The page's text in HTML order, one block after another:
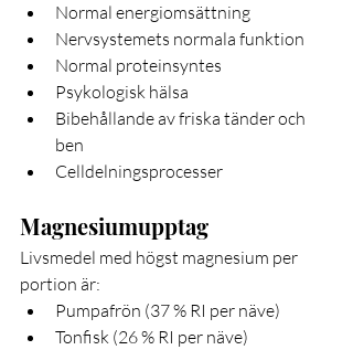
Normal energiomsättning
Nervsystemets normala funktion
Normal proteinsyntes
Psykologisk hälsa
Bibehållande av friska tänder och
ben
Celldelningsprocesser
Magnesiumupptag
Livsmedel med högst magnesium per
portion är:
Pumpafrön (37 % RI per näve)
Tonfisk (26 % RI per näve)